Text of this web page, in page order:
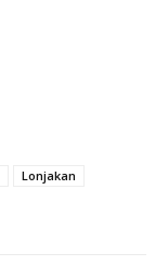
Lonjakan